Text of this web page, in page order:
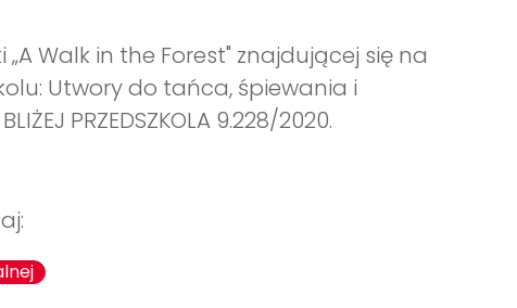
Walk in the Forest" znajdującej się na
Utwory do tańca, śpiewania i
PRZEDSZKOLA 9.228/2020.